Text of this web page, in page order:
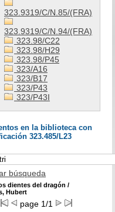
323.9319/C/N.85/(FRA)
323.9319/C/N.94/(FRA)
323.98/C22
323.98/H29
323.98/P45
323/A16
323/B17
323/P43
323/P43I
en la biblioteca con
323.485/L23
búsqueda
dientes del dragón /
Hubert
page 1/1